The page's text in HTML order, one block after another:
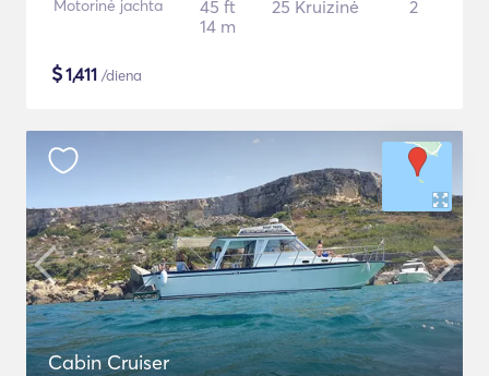
Motorinė jachta
45 ft
14 m
25 Kruizinė 2
$1,411 /diena
Cabin Cruiser